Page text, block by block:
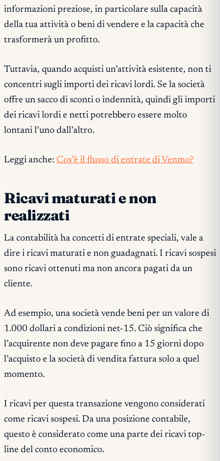
informazioni preziose, in particolare sulla capacità
della tua attività o beni di vendere e la capacità che
trasformerà un profitto.
Tuttavia, quando acquisti un’attività esistente, non ti
concentri sugli importi dei ricavi lordi. Se la società
offre un sacco di sconti o indennità, quindi gli importi
dei ricavi lordi e netti potrebbero essere molto
lontani l’uno dall’altro.
Leggi anche: Cos’è il flusso di entrate di Venmo?
Ricavi maturati e non
realizzati
La contabilità ha concetti di entrate speciali, vale a
dire i ricavi maturati e non guadagnati. I ricavi sospesi
sono ricavi ottenuti ma non ancora pagati da un
cliente.
Ad esempio, una società vende beni per un valore di
1.000 dollari a condizioni net-15. Ciò significa che
l’acquirente non deve pagare fino a 15 giorni dopo
l’acquisto e la società di vendita fattura solo a quel
momento.
I ricavi per questa transazione vengono considerati
come ricavi sospesi. Da una posizione contabile,
questo è considerato come una parte dei ricavi top-
line del conto economico.